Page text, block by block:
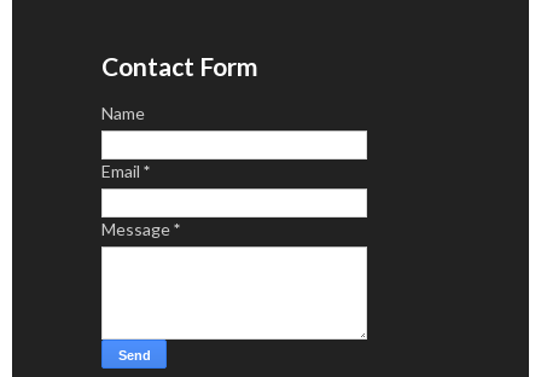
Contact Form
Name
Email *
Message*